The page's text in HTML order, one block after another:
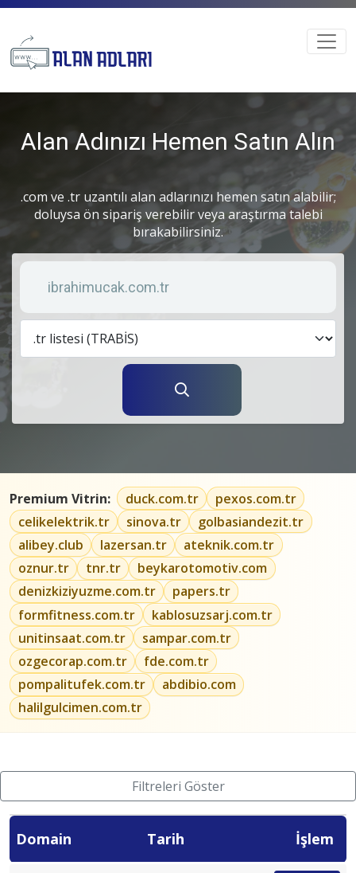
Alan Adınızı Hemen Satın Alın
.com ve .tr uzantılı alan adlarınızı hemen satın alabilir;
doluysa ön sipariş verebilir veya araştırma talebi
bırakabilirsiniz.
Anahtar kelime
Premium Vitrin: duck.com.tr
pexos.com.tr
celikelektrik.tr
sinova.tr
golbasiandezit.tr
alibey.club
lazersan.tr
ateknik.com.tr
oznur.tr
tnr.tr
beykarotomotiv.com
denizkiziyuzme.com.tr
papers.tr
formfitness.com.tr
kablosuzsarj.com.tr
unitinsaat.com.tr
sampar.com.tr
ozgecorap.com.tr
fde.com.tr
pompalitufek.com.tr
abdibio.com
halilgulcimen.com.tr
Filtreleri Göster
Domain Tarih İşlem